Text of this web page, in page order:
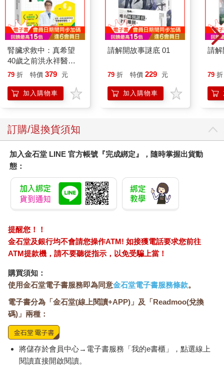
腎臟求救中：真希望
40歲之前洪永祥醫師
就告訴我這些事
79 折 特價 379 元
加入購物車
請解開故事謎底 01
79 折 特價 229 元
加入購物車
請解
79 折
訂購/退換貨須知
加入金石堂 LINE 官方帳號『完成綁定』，隨時掌握出貨動
態：
提醒您！！
金石堂及銀行均不會請您操作ATM! 如接獲電話要求您前往
ATM提款機，請不要聽從指示，以免受騙上當！
購買須知：
使用金石堂電子書服務即為同意金石堂電子書服務條款。
電子書分為「金石堂(線上閱讀+APP)」及「Readmoo(兌換
碼)」兩種：
將儲存於會員中心→電子書服務「我的e書櫃」，點選線上
閱讀直接開啟閱讀。